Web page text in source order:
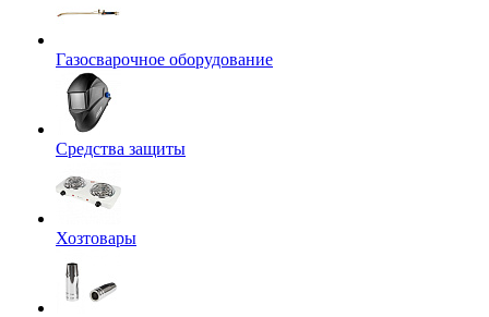
Газосварочное оборудование
Средства защиты
Хозтовары